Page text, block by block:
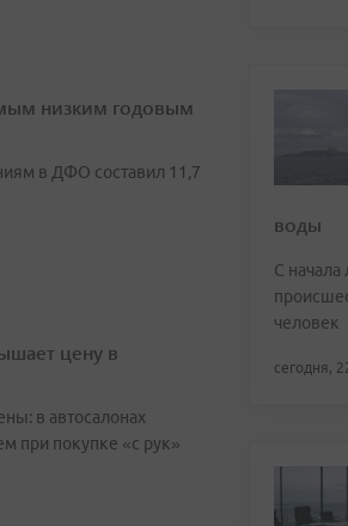
низким годовым
в ДФО составил 11,7
цену в
в автосалонах
при покупке «с рук»
воды
С начала
человек
сегодня,